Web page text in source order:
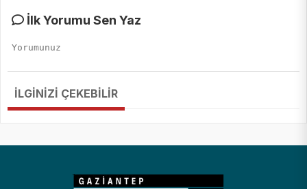
İlk Yorumu Sen Yaz
İLGİNİZİ ÇEKEBİLİR